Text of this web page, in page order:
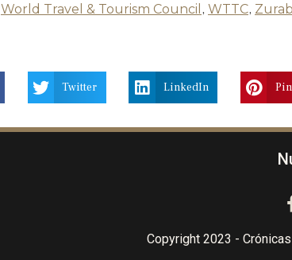
World Travel & Tourism Council , WTTC,
Twitter LinkedIn
Copyright 2023 -